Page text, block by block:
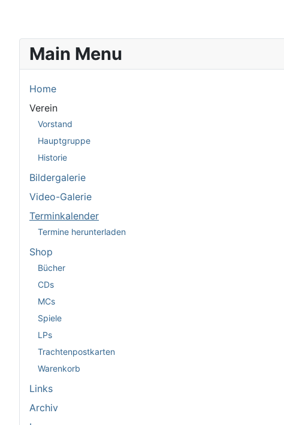
Main Menu
Home
Verein
Vorstand
Hauptgruppe
Historie
Bildergalerie
Video-Galerie
Terminkalender
Termine herunterladen
Shop
Bücher
CDs
MCs
Spiele
LPs
Trachtenpostkarten
Warenkorb
Links
Archiv